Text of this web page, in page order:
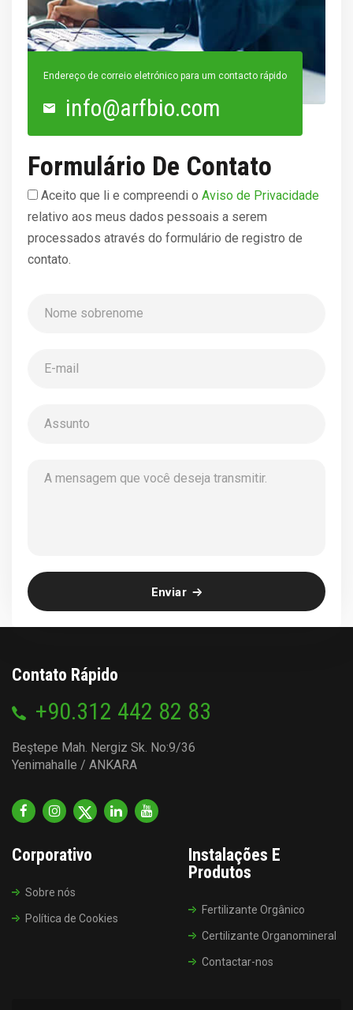
Endereço de correio eletrónico para um contacto rápido
info@arfbio.com
Formulário De Contato
Aceito que li e compreendi o Aviso de Privacidade
relativo aos meus dados pessoais a serem
processados através do formulário de registro de
contato.
Enviar
Contato Rápido
+90.312 442 82 83
Beştepe Mah. Nergiz Sk. No:9/36
Yenimahalle / ANKARA
Corporativo
Sobre nós
Política de Cookies
Instalações E
Produtos
Fertilizante Orgânico
Certilizante Organomineral
Contactar-nos